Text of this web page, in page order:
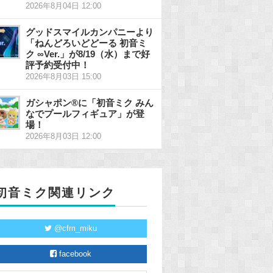
2026年8月04日 12:00
グッドスマイルカンパニーより
「ねんどろいどどーる 初音ミ
ク ∞Ver.」が8/19（水）まで好
評予約受付中！
2026年8月03日 15:00
ガシャポン®に「初音ミク みん
なでプールフィギュア」が登
場！
2026年8月03日 12:00
音ミク関連リンク
@cfm_miku
facebook